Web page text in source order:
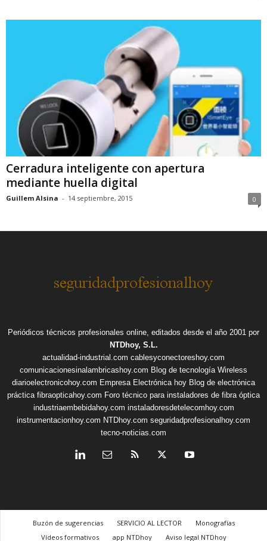
Cerradura inteligente con apertura
mediante huella digital
Guillem Alsina - 14 septiembre, 2015 0
Periódicos técnicos profesionales online, editados desde el año 2001 por
NTDhoy, S.L.
actualidad-industrial.com cablesyconectoreshoy.com
comunicacionesinalambricashoy.com Blog de tecnología Wireless
diarioelectronicohoy.com Empresa Electrónica hoy Blog de electrónica
práctica fibraopticahoy.com Foro técnico para instaladores de fibra óptica
industriaembebidahoy.com instaladoresdetelecomhoy.com
instrumentacionhoy.com NTDhoy.com seguridadprofesionalhoy.com
tecno-noticias.com
Buzón de sugerencias SERVICIO AL LECTOR
Monografías
Vídeos formativos
app NTDhoy Aviso legal NTDhoy